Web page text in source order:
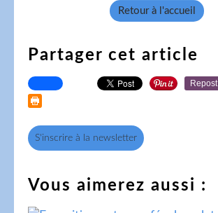
Retour à l'accueil
Partager cet article
Repost
S'inscrire à la newsletter
Vous aimerez aussi :